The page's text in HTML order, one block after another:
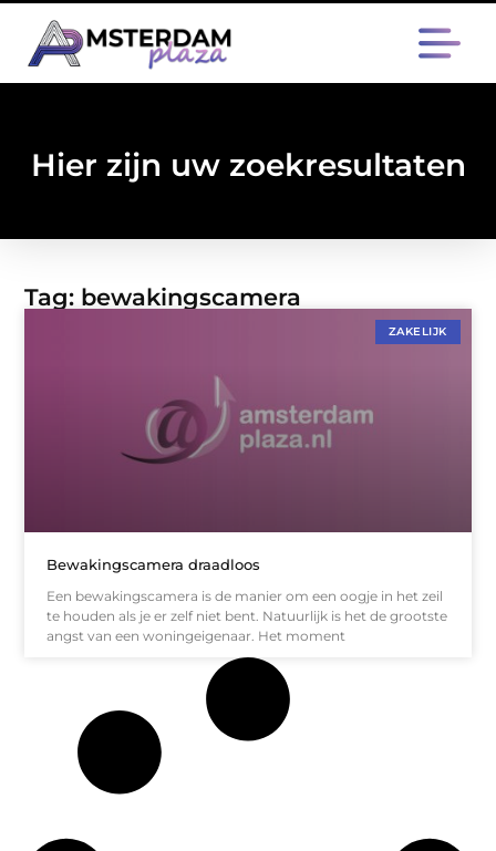
Hier zijn uw zoekresultaten
Tag: bewakingscamera
ZAKELIJK
Bewakingscamera draadloos
Een bewakingscamera is de manier om een oogje in het zeil
te houden als je er zelf niet bent. Natuurlijk is het de grootste
angst van een woningeigenaar. Het moment